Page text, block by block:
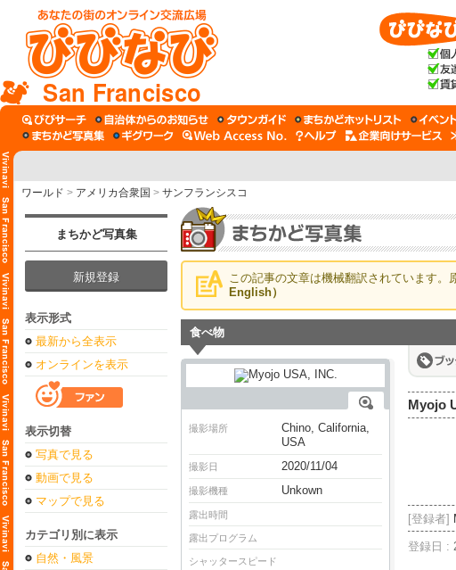
San Francisco
ワールド > アメリカ合衆国 > サンフランシスコ
まちかど写真集
新規登録
表示形式
最新から全表示
オンラインを表示
表示切替
写真で見る
動画で見る
マップで見る
カテゴリ別に表示
自然・風景
この記事の文章は機械翻訳されています。
English）
食べ物
撮影場所
Chino, California,
USA
撮影日 2020/11/04
撮影機種 Unkown
露出時間
露出プログラム
シャッタースピード
Myojo
[登録者]
登録日 :